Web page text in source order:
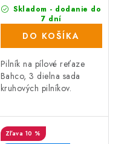
Skladom - dodanie do
7 dní
(88 ks)
DO KOŠÍKA
Pilník na pílové reťaze
Bahco, 3 dielna sada
kruhových pilníkov.
10 %